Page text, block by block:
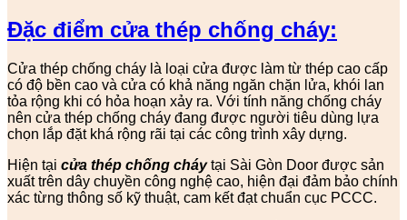
Đặc điểm cửa thép chống cháy:
Cửa thép chống cháy là loại cửa được làm từ thép cao cấp
có độ bền cao và cửa có khả năng ngăn chặn lửa, khói lan
tỏa rộng khi có hỏa hoạn xảy ra. Với tính năng chống cháy
nên cửa thép chống cháy đang được người tiêu dùng lựa
chọn lắp đặt khá rộng rãi tại các công trình xây dựng.
Hiện tại cửa thép chống cháytại Sài Gòn Door được sản
xuất trên dây chuyền công nghệ cao, hiện đại đảm bảo chính
xác từng thông số kỹ thuật, cam kết đạt chuẩn cục PCCC.